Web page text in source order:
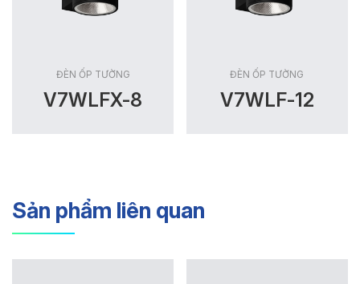
ĐÈN ỐP TƯỜNG
V7WLFX-8
ĐÈN ỐP TƯỜNG
V7WLF-12
Sản phẩm liên quan